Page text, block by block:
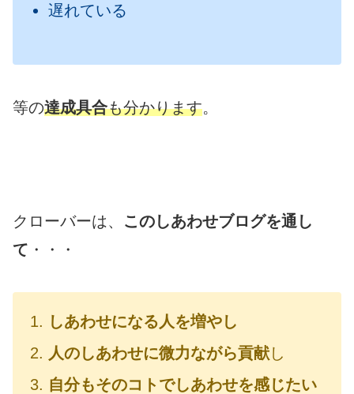
遅れている
等の達成具合も分かります。
クローバーは、 このしあわせブログを通し
て ・・・
しあわせになる人を増やし
人のしあわせに微力ながら貢献し
自分もそのコトでしあわせを感じたい